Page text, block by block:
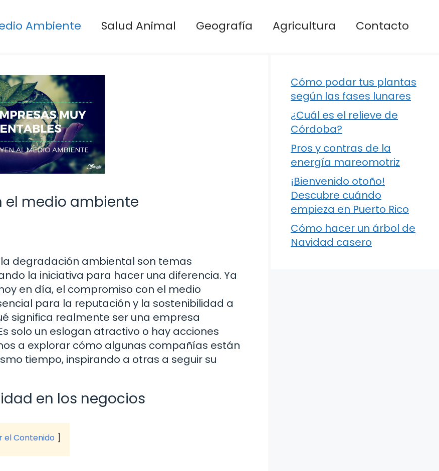
Ambiente Salud Animal Geografía Agricultura Contacto
el medio ambiente
degradación ambiental son temas
la iniciativa para hacer una diferencia. Ya
en día, el compromiso con el medio
para la reputación y la sostenibilidad a
significa realmente ser una empresa
solo un eslogan atractivo o hay acciones
a explorar cómo algunas compañías están
tiempo, inspirando a otras a seguir su
en los negocios
el Contenido
Cómo podar tus plantas
según las fases lunares
¿Cuál es el relieve de
Córdoba?
Pros y contras de la
energía mareomotriz
¡Bienvenido otoño!
Descubre cuándo
empieza en Puerto Rico
Cómo hacer un árbol de
Navidad casero